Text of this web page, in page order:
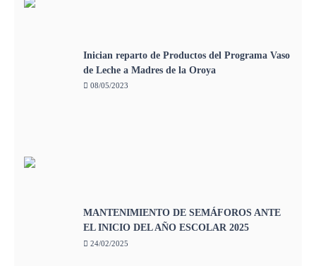
Inician reparto de Productos del Programa Vaso
de Leche a Madres de la Oroya
08/05/2023
MANTENIMIENTO DE SEMÁFOROS ANTE
EL INICIO DEL AÑO ESCOLAR 2025
24/02/2025